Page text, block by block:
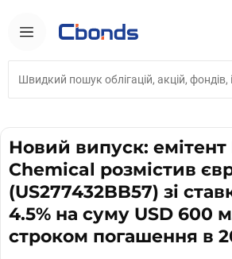
Новий випуск:
Chemical розмістив
(US277432BB57) зі
4.5% на суму USD 600
строком погашення в